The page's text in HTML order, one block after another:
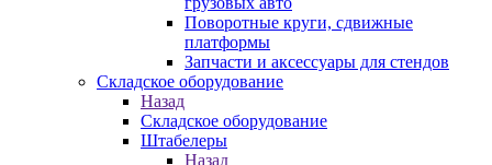
Поворотные круги, сдвижные
платформы
Запчасти и аксессуары для стендов
Складское оборудование
Назад
Складское оборудование
Штабелеры
Назад